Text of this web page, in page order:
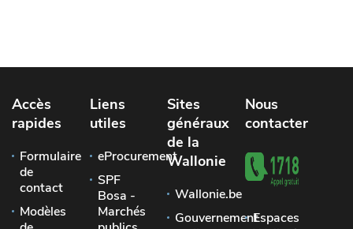
Accès
rapides
Formulaire
de
contact
Modèles
Liens
utiles
eProcurement
SPF
Bosa -
Marchés
Sites
généraux
de la
Wallonie
Wallonie.be
Gouvernement
Nous
contacter
Espaces